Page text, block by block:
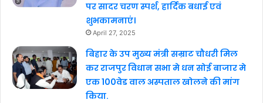
पर सादर चरण स्पर्श, हार्दिक बधाई एवं
शुभकामनाएं।
April 27, 2025
बिहार के उप मुख्य मंत्री सम्राट चौधरी मिल
कर राजपुर विधान सभा मे धन सोई बाजार मे
एक 100वेड वाल अस्पताल खोलने की मांग
किया.